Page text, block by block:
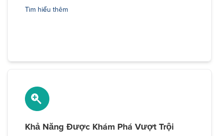
Tìm hiểu thêm
Khả Năng Được Khám Phá Vượt Trội